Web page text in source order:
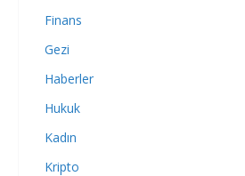
Finans
Gezi
Haberler
Hukuk
Kadın
Kripto